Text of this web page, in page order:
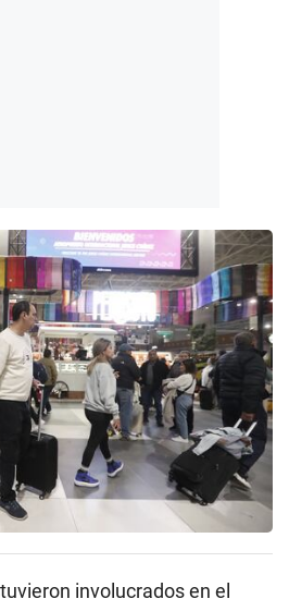
involucrados en el